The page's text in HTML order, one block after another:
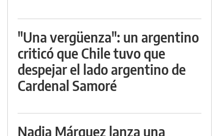
"Una vergüenza": un argentino
criticó que Chile tuvo que
despejar el lado argentino de
Cardenal Samoré
Nadia Márquez lanza una